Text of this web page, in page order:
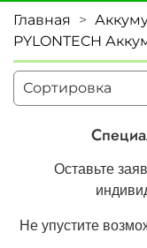
Главная
PYLONTECH
Оставьте
Не упустите